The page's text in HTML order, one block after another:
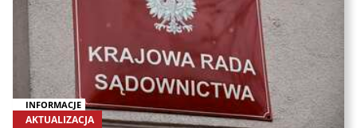
INFORMACJE
AKTUALIZACJA